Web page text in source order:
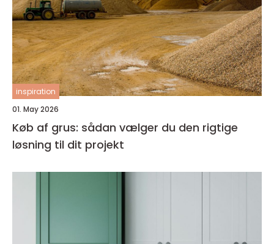
inspiration
01. May 2026
Køb af grus: sådan vælger du den rigtige
løsning til dit projekt